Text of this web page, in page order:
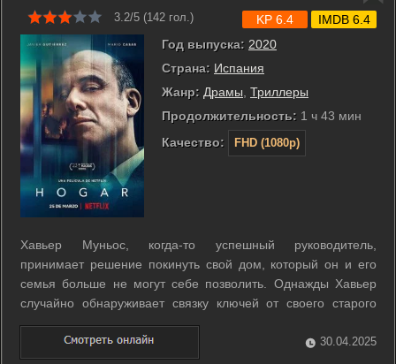
3.2/5 (142 гол.)
Год выпуска: 2020
Страна: Испания
Жанр: Драмы Триллеры
Продолжительность: 1 ч 43 мин
Качество:
FHD (1080p)
KP 6.4 IMDB 6.4
Хавьер Муньос, когда-то успешный руководитель,
принимает решение покинуть свой дом, который он и его
семья больше не могут себе позволить. Однажды Хавьер
случайно обнаруживает связку ключей от своего старого
дома и начинает шпионить за поселившейся там молодой
парой. ...
30.04.2025